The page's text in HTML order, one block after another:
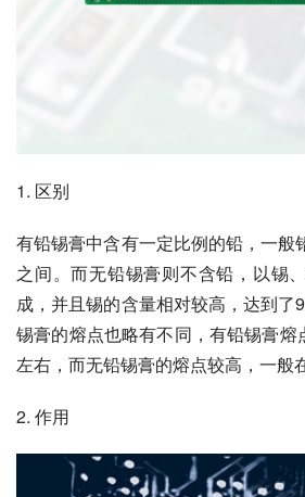
1. 区别
有铅锡膏中含有一定比例的铅，一般
之间。而无铅锡膏则不含铅，以锡
成，并且锡的含量相对较高，达到了
锡膏的熔点也略有不同，有铅锡膏
左右，而无铅锡膏的熔点较高，一般
2. 作用